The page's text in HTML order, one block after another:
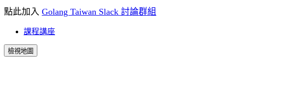
點此加入 Golang Taiwan Slack 討論群組
課程講座
檢視地圖